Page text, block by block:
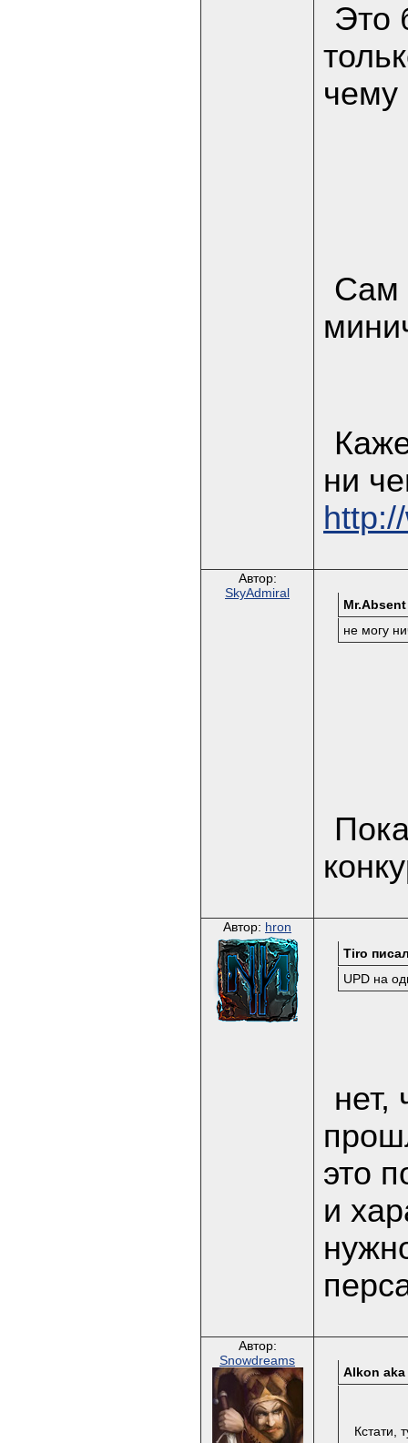
Это
чему
Сам
ни
Автор:
SkyAdmiral
не могу
Автор: hron
Tiro
UPD на
нет,
это
и
Автор:
Snowdreams
Alkon aka
Кстати,